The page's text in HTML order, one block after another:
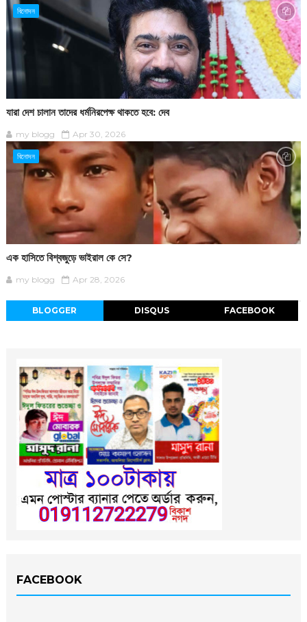
বিনোদন
যারা দেশ চালান তাদের ধর্মনিরপেক্ষ থাকতে হবে: দেব
my blogg Apr 30, 2026
বিনোদন
এক হাসিতে বিশ্বজুড়ে ভাইরাল কে সে?
my blogg Apr 28, 2026
BLOGGER DISQUS FACEBOOK
FACEBOOK